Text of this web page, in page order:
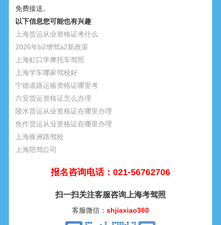
免费接送。
以下信息您可能也有兴趣
上海货运从业资格证考什么
2026年b2增驾a2新政策
上海虹口学摩托车驾照
上海学车哪家驾校好
宁德道路运输资格证哪里考
六安货运资格证怎么办理
陵水货运从业资格证在哪里办理
焦作货运从业资格证在哪里办理
上海株洲路驾校
上海陪驾公司
报名咨询电话：021-56762706
扫一扫关注客服咨询上海考驾照
客服微信： shjiaxiao360